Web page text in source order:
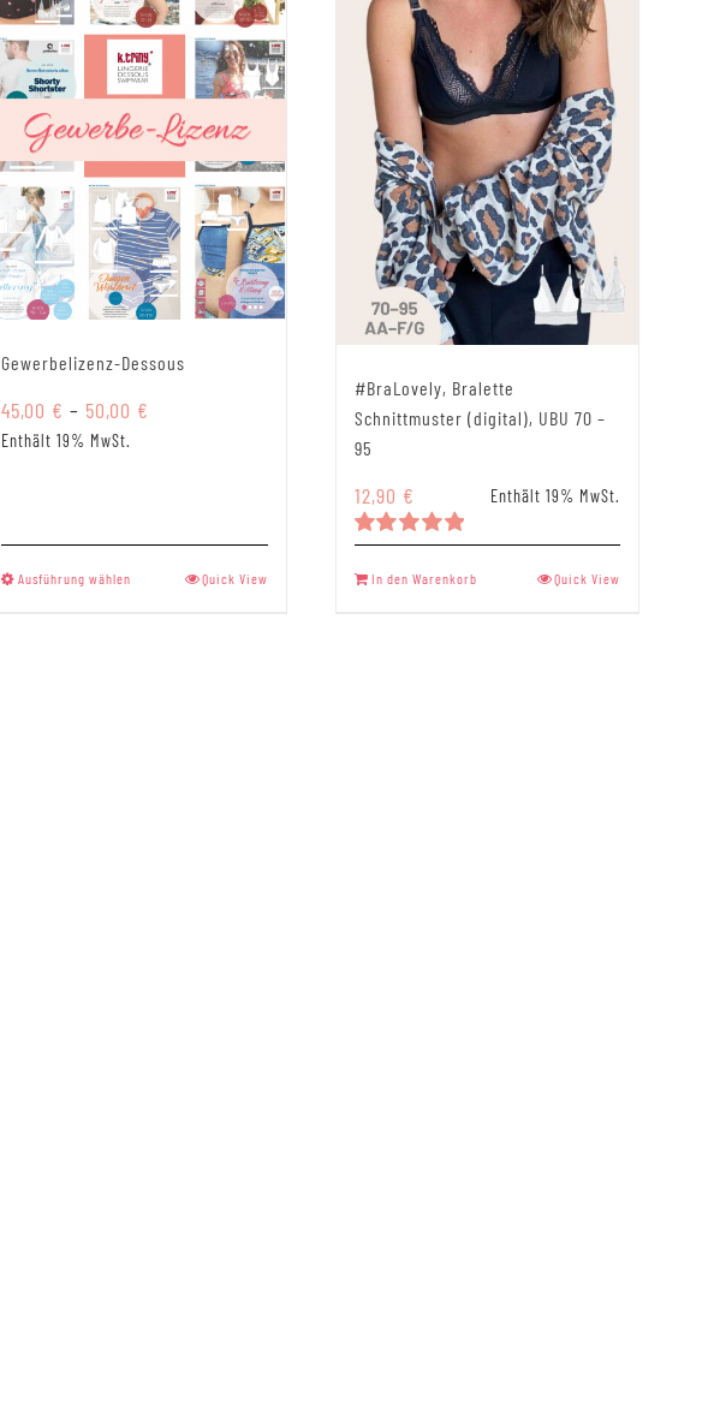
Gewerbelizenz-Dessous
45,00 € – 50,00 €
Enthält 19% MwSt.
Ausführung wählen
Dieses
Quick View
#BraLovely, Bralette
Schnittmuster (digital), UBU 70 –
95
mit5.00
12,90 € Enthält 19% MwSt.
In den Warenkorb Quick View